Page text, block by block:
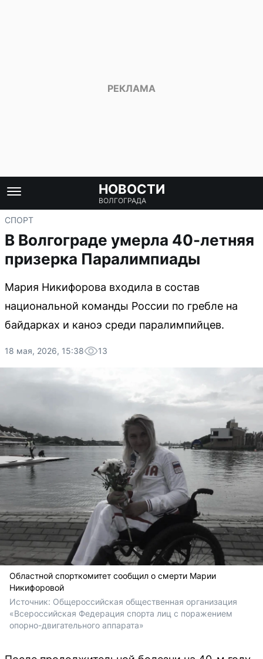
НОВОСТИ
ВОЛГОГРАДА
СПОРТ
В Волгограде умерла 40-летняя
призерка Паралимпиады
Мария Никифорова входила в состав
национальной команды России по гребле на
байдарках и каноэ среди паралимпийцев.
18 мая, 2026, 15:38 13
Областной спорткомитет сообщил о смерти Марии
Никифоровой
Источник: Общероссийская общественная организация
«Всероссийская Федерация спорта лиц с поражением
опорно-двигательного аппарата»